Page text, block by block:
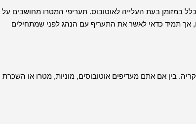
במזומן בעת העלייה לאוטובוס. תעריפי המטרו מחושבים על
אך תמיד כדאי לאשר את התעריף עם הנהג לפני שמתחילים
בין אם אתם מעדיפים אוטובוסים, מוניות, מטרו או השכרת